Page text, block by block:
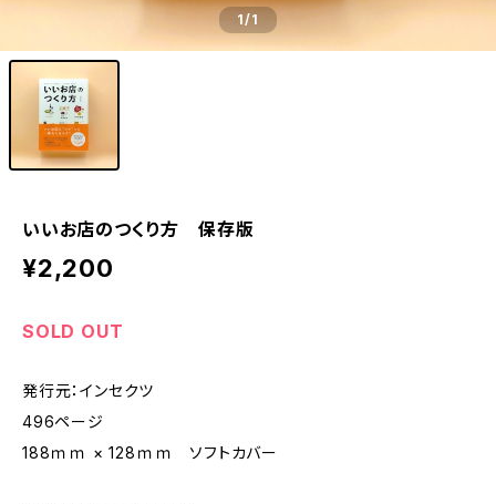
1/1
いいお店のつくり方 保存版
¥2,200
SOLD OUT
発行元：インセクツ
496ページ
188ｍｍ × 128ｍｍ ソフトカバー